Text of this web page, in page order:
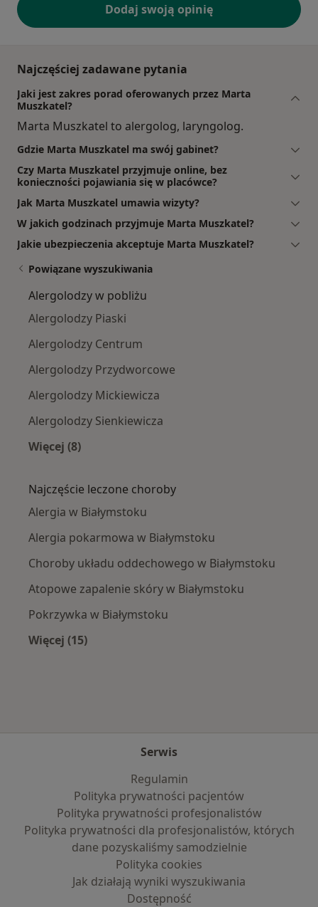
Dodaj swoją opinię
Najczęściej zadawane pytania
Jaki jest zakres porad oferowanych przez Marta
Muszkatel?
Marta Muszkatel to alergolog, laryngolog.
Gdzie Marta Muszkatel ma swój gabinet?
Czy Marta Muszkatel przyjmuje online, bez
konieczności pojawiania się w placówce?
Jak Marta Muszkatel umawia wizyty?
W jakich godzinach przyjmuje Marta Muszkatel?
Jakie ubezpieczenia akceptuje Marta Muszkatel?
Powiązane wyszukiwania
Alergolodzy w pobliżu
Alergolodzy Piaski
Alergolodzy Centrum
Alergolodzy Przydworcowe
Alergolodzy Mickiewicza
Alergolodzy Sienkiewicza
Więcej (8)
Najczęście leczone choroby
Alergia w Białymstoku
Alergia pokarmowa w Białymstoku
Choroby układu oddechowego w Białymstoku
Atopowe zapalenie skóry w Białymstoku
Pokrzywka w Białymstoku
Więcej (15)
Serwis
Regulamin
Polityka prywatności pacjentów
Polityka prywatności profesjonalistów
Polityka prywatności dla profesjonalistów, których
dane pozyskaliśmy samodzielnie
Polityka cookies
Jak działają wyniki wyszukiwania
Dostępność